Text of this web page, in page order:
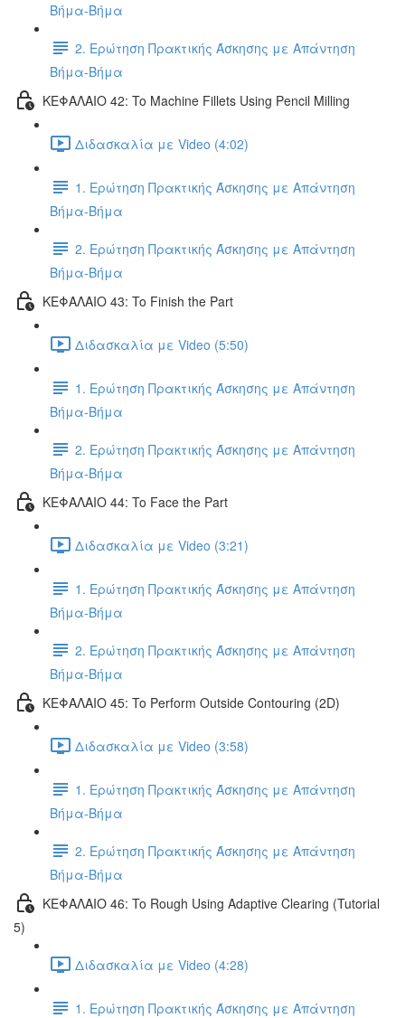
Βήμα-Βήμα
2. Ερώτηση Πρακτικής Άσκησης με Απάντηση
Βήμα-Βήμα
ΚΕΦΑΛΑΙΟ 42: To Machine Fillets Using Pencil Milling
Διδασκαλία με Video (4:02)
1. Ερώτηση Πρακτικής Άσκησης με Απάντηση
Βήμα-Βήμα
2. Ερώτηση Πρακτικής Άσκησης με Απάντηση
Βήμα-Βήμα
ΚΕΦΑΛΑΙΟ 43: To Finish the Part
Διδασκαλία με Video (5:50)
1. Ερώτηση Πρακτικής Άσκησης με Απάντηση
Βήμα-Βήμα
2. Ερώτηση Πρακτικής Άσκησης με Απάντηση
Βήμα-Βήμα
ΚΕΦΑΛΑΙΟ 44: To Face the Part
Διδασκαλία με Video (3:21)
1. Ερώτηση Πρακτικής Άσκησης με Απάντηση
Βήμα-Βήμα
2. Ερώτηση Πρακτικής Άσκησης με Απάντηση
Βήμα-Βήμα
ΚΕΦΑΛΑΙΟ 45: To Perform Outside Contouring (2D)
Διδασκαλία με Video (3:58)
1. Ερώτηση Πρακτικής Άσκησης με Απάντηση
Βήμα-Βήμα
2. Ερώτηση Πρακτικής Άσκησης με Απάντηση
Βήμα-Βήμα
ΚΕΦΑΛΑΙΟ 46: To Rough Using Adaptive Clearing (Tutorial
5)
Διδασκαλία με Video (4:28)
1. Ερώτηση Πρακτικής Άσκησης με Απάντηση